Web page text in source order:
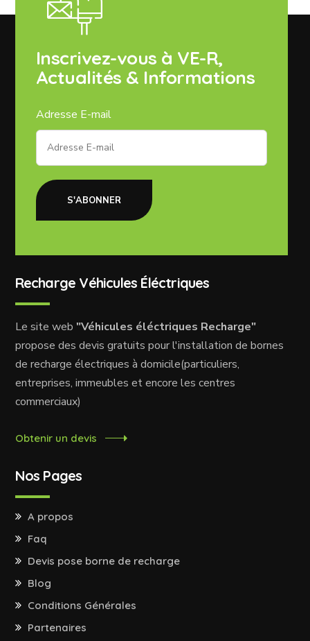
Inscrivez-vous à VE-R,
Actualités & Informations
Adresse E-mail
S'ABONNER
Recharge Véhicules Éléctriques
Le site web "Véhicules éléctriques Recharge"
propose des devis gratuits pour l'installation de bornes
de recharge électriques à domicile(particuliers,
entreprises, immeubles et encore les centres
commerciaux)
Obtenir un devis
Nos Pages
A propos
Faq
Devis pose borne de recharge
Blog
Conditions Générales
Partenaires